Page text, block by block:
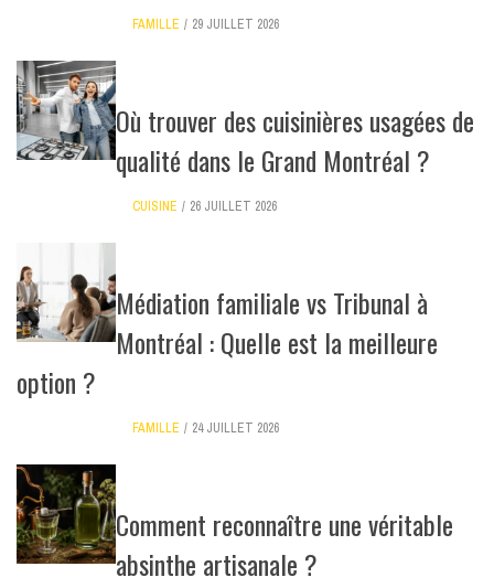
FAMILLE 29 JUILLET 2026
Où trouver des cuisinières usagées de
qualité dans le Grand Montréal ?
CUISINE 26 JUILLET 2026
Médiation familiale vs Tribunal à
Montréal : Quelle est la meilleure
option ?
FAMILLE 24 JUILLET 2026
Comment reconnaître une véritable
absinthe artisanale ?